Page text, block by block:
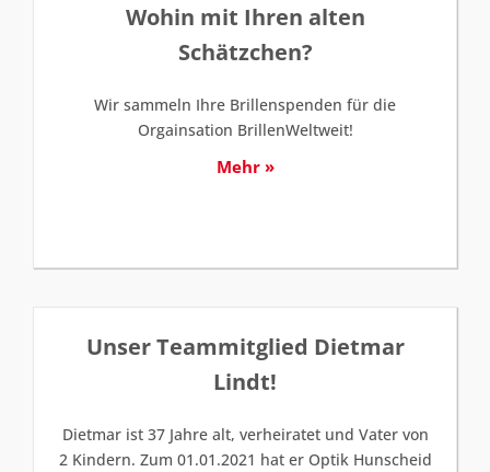
Wohin mit Ihren alten
Schätzchen?
Wir sammeln Ihre Brillenspenden für die
Orgainsation BrillenWeltweit!
Mehr »
Unser Teammitglied Dietmar
Lindt!
Dietmar ist 37 Jahre alt, verheiratet und Vater von
2 Kindern. Zum 01.01.2021 hat er Optik Hunscheid